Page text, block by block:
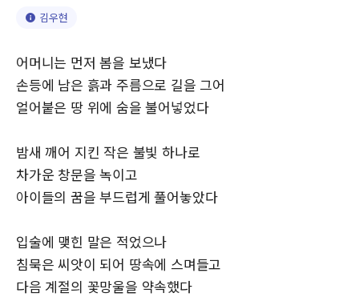
김우현
어머니는 먼저 봄을 보냈다
손등에 남은 흙과 주름으로 길을 그어
얼어붙은 땅 위에 숨을 불어넣었다
밤새 깨어 지킨 작은 불빛 하나로
차가운 창문을 녹이고
아이들의 꿈을 부드럽게 풀어놓았다
입술에 맺힌 말은 적었으나
침묵은 씨앗이 되어 땅속에 스며들고
다음 계절의 꽃망울을 약속했다